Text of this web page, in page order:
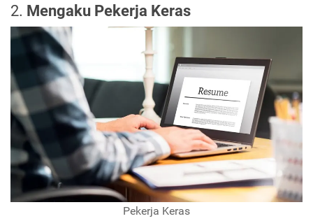
2. Mengaku Pekerja Keras
Pekerja Keras